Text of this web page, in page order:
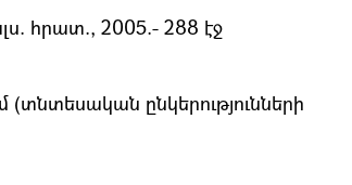
հրատ., 2005.- 288 էջ
ընկերությունների